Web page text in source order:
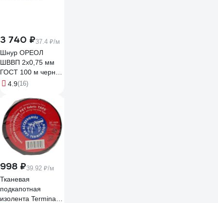
3 740 ₽37.4 ₽/м
Шнур ОРЕОЛ
ШВВП 2х0,75 мм
ГОСТ 100 м черный
00-00002304
4.9(16)
998 ₽39.92 ₽/м
Тканевая
подкапотная
изолента Terminator